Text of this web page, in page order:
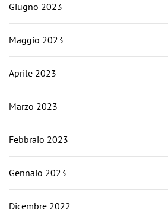
Giugno 2023
Maggio 2023
Aprile 2023
Marzo 2023
Febbraio 2023
Gennaio 2023
Dicembre 2022